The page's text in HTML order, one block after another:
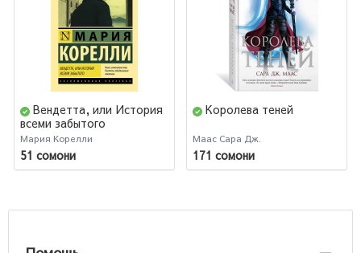
Вендетта, или История
всеми забытого
Мария Корелли
51 сомони
Королева теней
Маас Сара Дж.
171 сомони